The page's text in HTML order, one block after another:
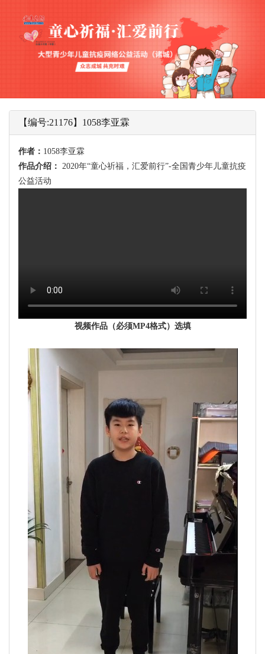
【编号:21176】1058李亚霖
作者： 1058李亚霖
作品介绍：
2020年“童心祈福，汇爱前行”-全国青少年儿童抗疫
公益活动
视频作品（必须MP4格式）选填